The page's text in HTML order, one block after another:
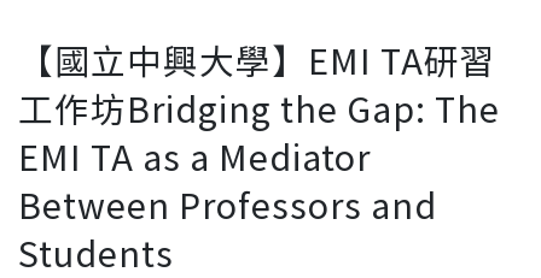
【國立中興大學】EMI TA研習
工作坊Bridging the Gap: The
EMI TA as a Mediator
Between Professors and
Students